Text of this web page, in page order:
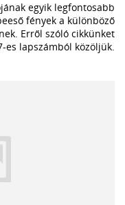
egyik legfontosabb
fények a különböző
Erről szóló cikkünket
es lapszámból közöljük.